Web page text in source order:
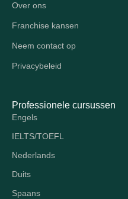
Over ons
Franchise kansen
Neem contact op
Privacybeleid
Professionele cursussen
Engels
IELTS/TOEFL
Nederlands
Duits
Spaans